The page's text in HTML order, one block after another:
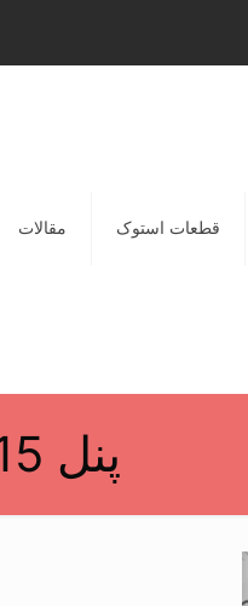
قطعات استوک مقالات
پنل Hp 4015